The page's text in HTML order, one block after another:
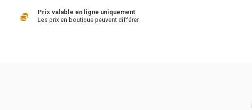
Prix valable en ligne uniquement
Les prix en boutique peuvent différer